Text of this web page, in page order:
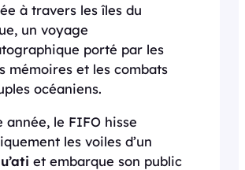
à travers les îles du
un voyage
porté par les
mémoires et les combats
océaniens.
année, le FIFO hisse
les voiles d’un
et embarque son public